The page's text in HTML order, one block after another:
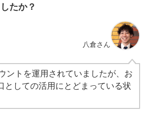
たか？
八倉さん
ントを運用されていましたが、お
としての活用にとどまっている状